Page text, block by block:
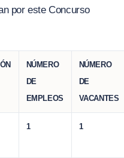
por este Concurso
NÚMERO
DE
EMPLEOS
NÚMERO
DE
VACANTES
1 1